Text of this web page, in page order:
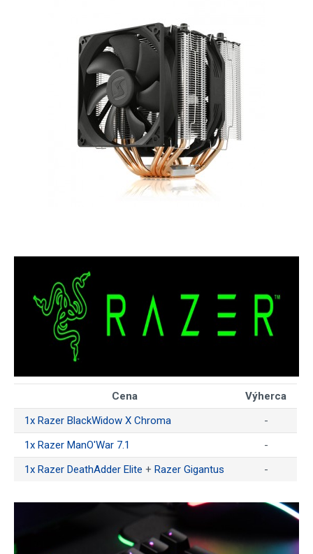
Cena
Výherca
1x Razer BlackWidow X Chroma
-
1x Razer ManO'War 7.1
-
1x Razer DeathAdder Elite + Razer Gigantus -